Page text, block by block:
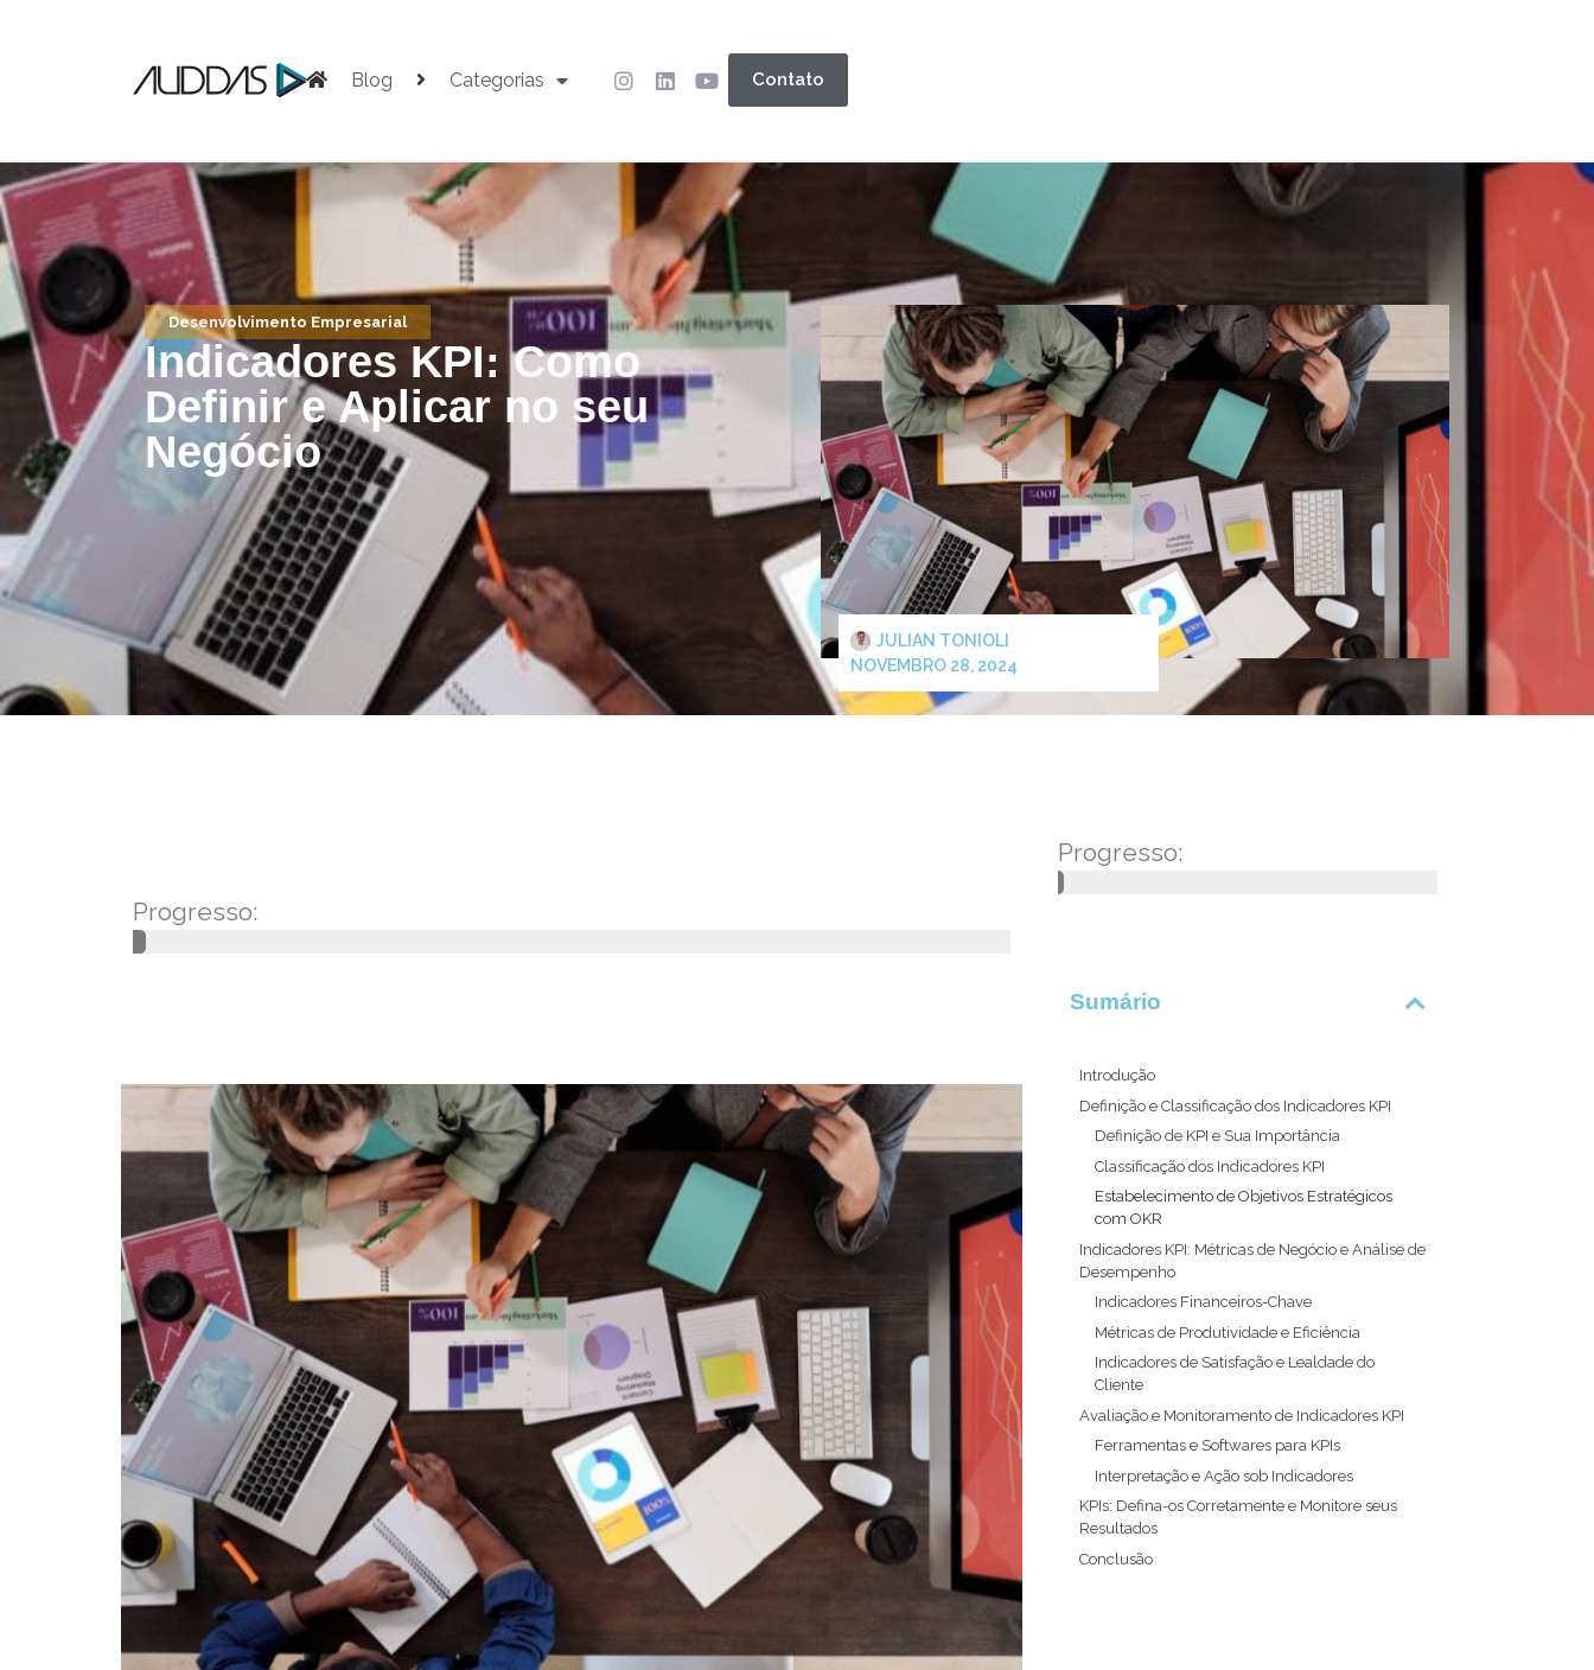
Blog Categorias Contato
Desenvolvimento Empresarial
Indicadores KPI: Como
Definir e Aplicar no seu
Negócio
JULIAN TONIOLI
NOVEMBRO 28, 2024
Progresso:
Progresso:
Sumário
Introdução
Definição e Classificação dos Indicadores KPI
Definição de KPI e Sua Importância
Classificação dos Indicadores KPI
Estabelecimento de Objetivos Estratégicos
com OKR
Indicadores KPI: Métricas de Negócio e Análise de
Desempenho
Indicadores Financeiros-Chave
Métricas de Produtividade e Eficiência
Indicadores de Satisfação e Lealdade do
Cliente
Avaliação e Monitoramento de Indicadores KPI
Ferramentas e Softwares para KPIs
Interpretação e Ação sob Indicadores
KPIs: Defina-os Corretamente e Monitore seus
Resultados
Conclusão